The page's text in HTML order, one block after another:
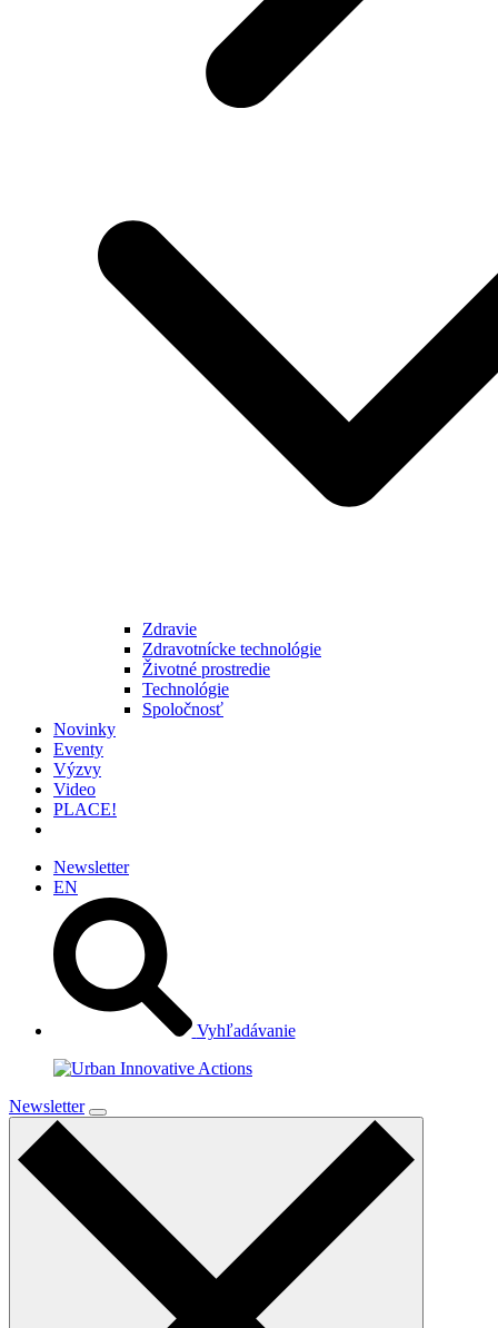
Zdravie
Zdravotnícke technológie
Životné prostredie
Technológie
Spoločnosť
Novinky
Eventy
Výzvy
Video
PLACE!
Newsletter
EN
Vyhľadávanie
Newsletter